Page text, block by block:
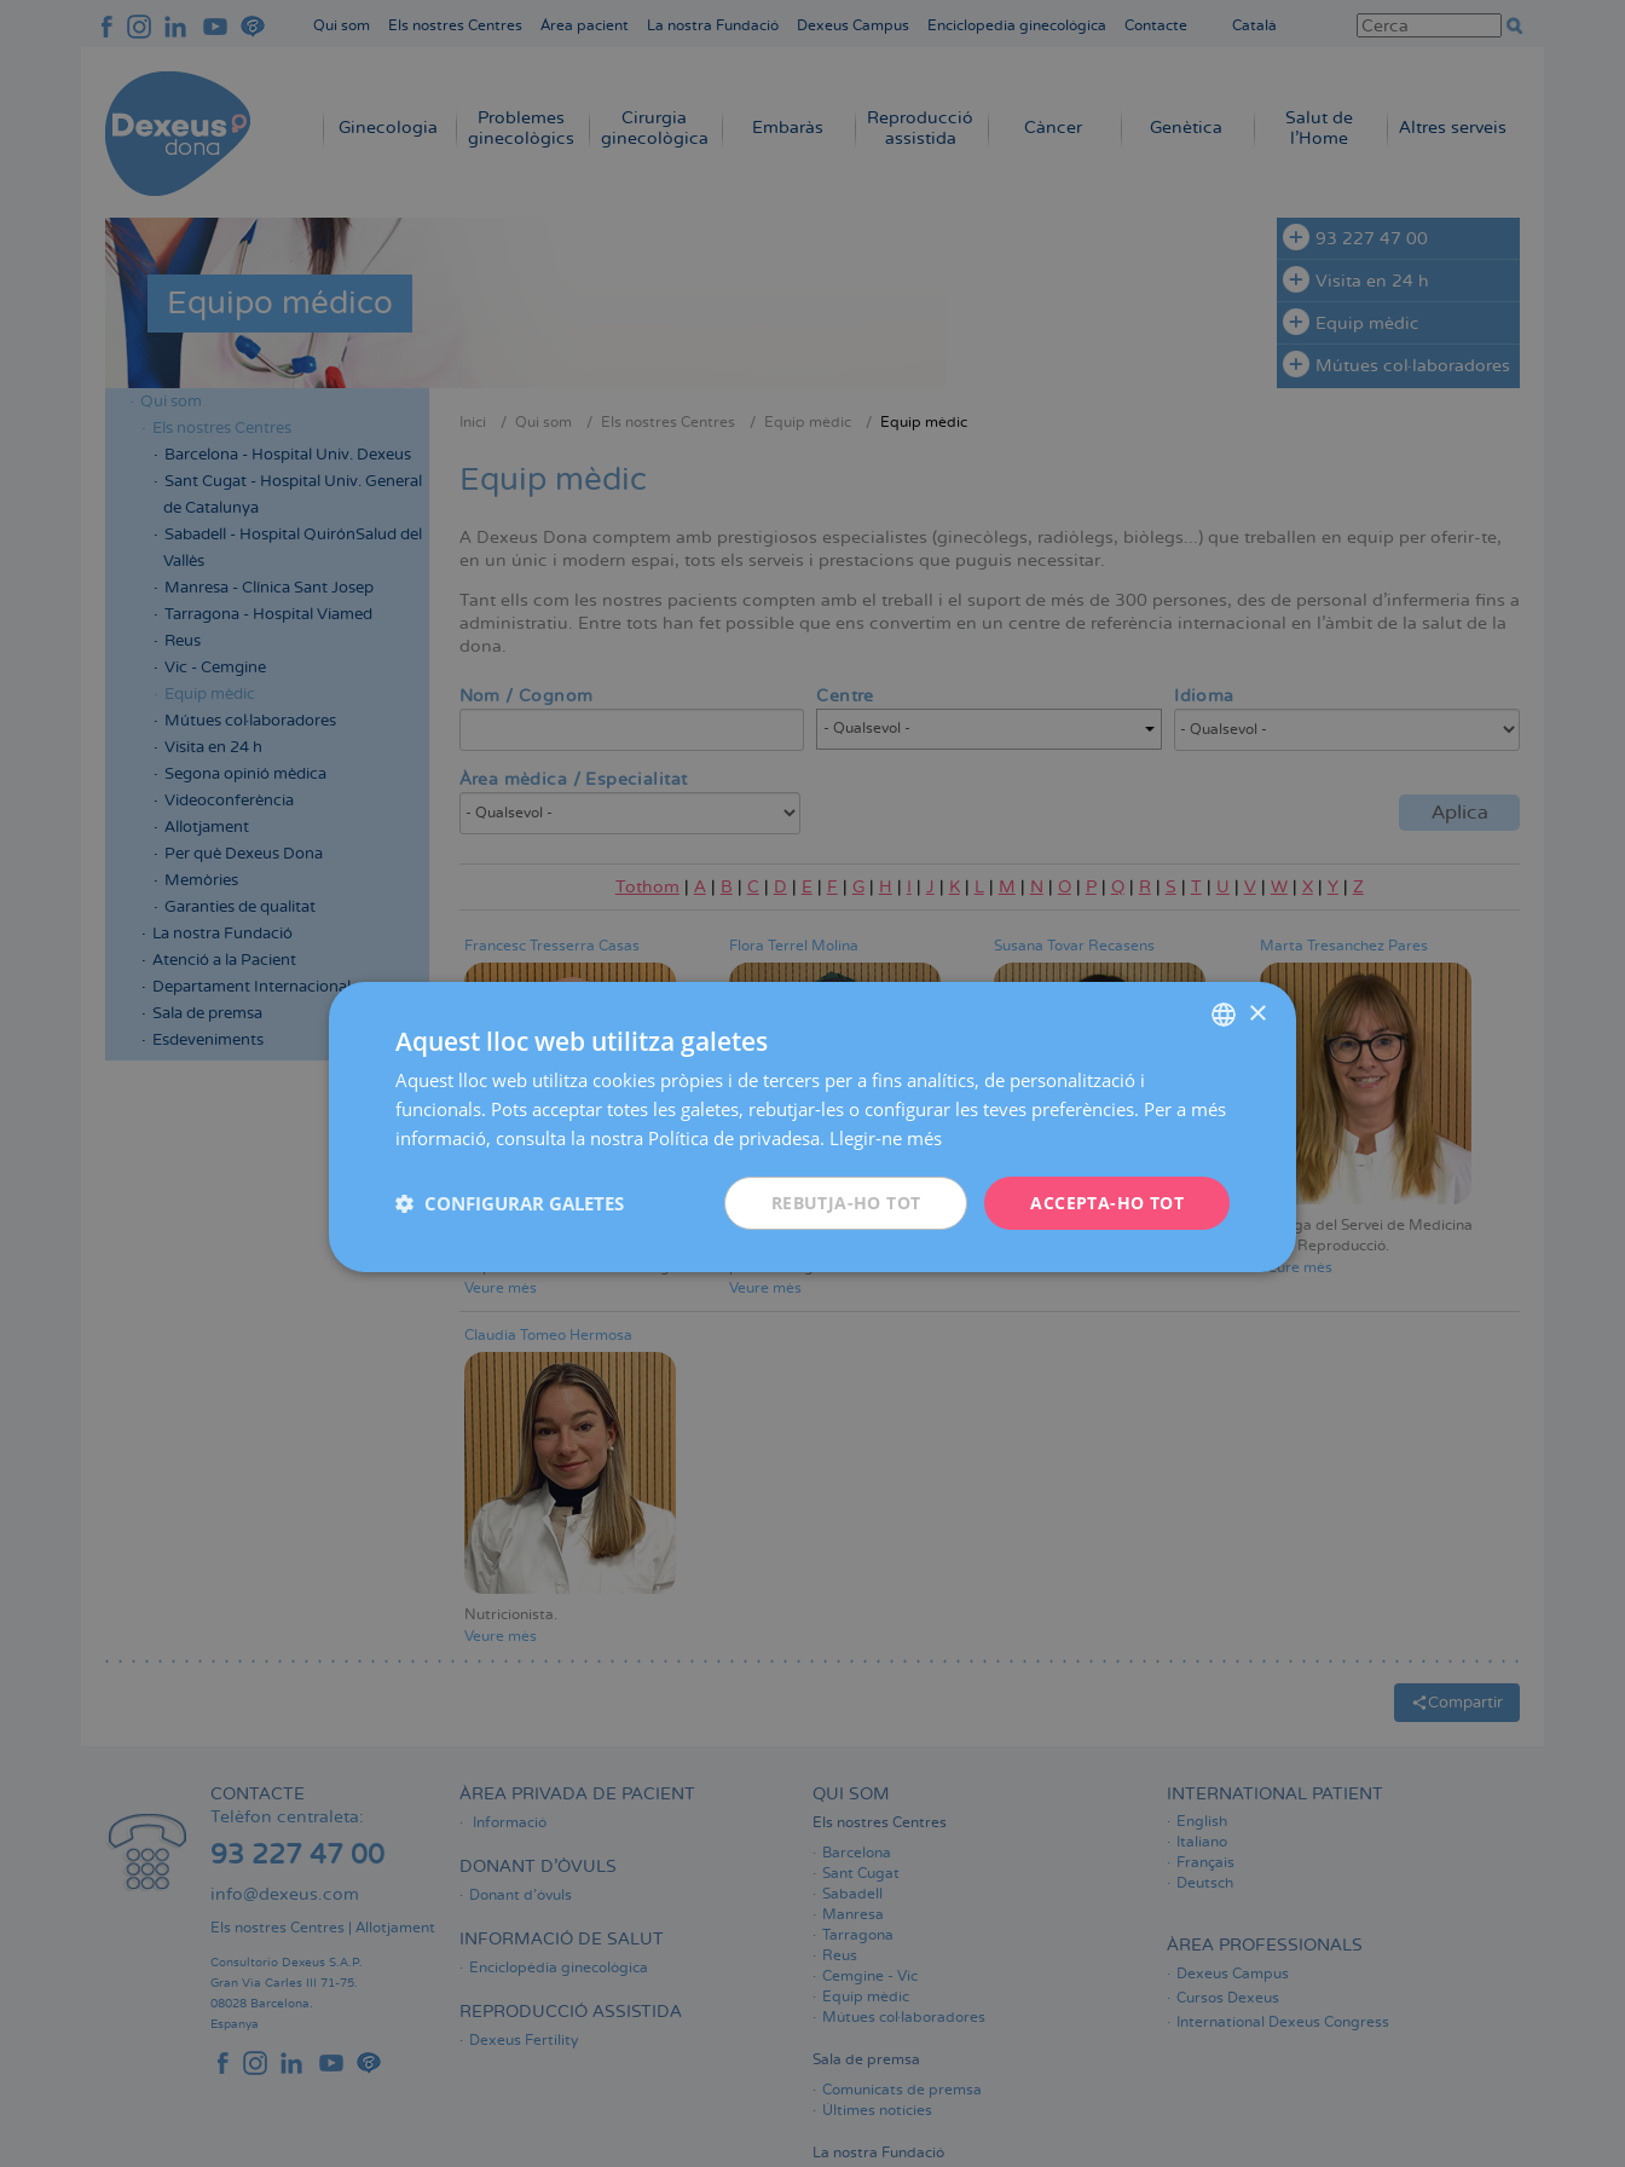
Qui som Els nostres Centres Área pacient La nostra Fundació Dexeus Campus Enciclopedia ginecológica Contacte Català
Navegación
Ginecologia
Problemes
ginecològics
Cirurgia
ginecològica
Embaràs
Reproducció
assistida
Càncer Genètica
Salut de
l'Home
Altres serveis
Equipo médico
93 227 47 00
Visita en 24 h
Equip mèdic
Mútues col·laboradores
Menú
lateral
cabecera
Qui som
Els nostres Centres
Barcelona - Hospital Univ. Dexeus
Sant Cugat - Hospital Univ. General
de Catalunya
Sabadell - Hospital QuirónSalud del
Vallès
Manresa - Clínica Sant Josep
Tarragona - Hospital Viamed
Reus
Vic - Cemgine
Equip mèdic
Mútues col·laboradores
Visita en 24 h
Segona opinió mèdica
Videoconferència
Allotjament
Per què Dexeus Dona
Memòries
Garanties de qualitat
La nostra Fundació
Atenció a la Pacient
Departament Internacional
Sala de premsa
Esdeveniments
d'Ariadna
Inici Qui som Els nostres Centres Equip mèdic Equip mèdic
Equip mèdic
A Dexeus Dona comptem amb prestigiosos especialistes (ginecòlegs, radiòlegs, biòlegs...) que treballen en equip per oferir-te,
en un únic i modern espai, tots els serveis i prestacions que puguis necessitar.
Tant ells com les nostres pacients compten amb el treball i el suport de més de 300 persones, des de personal d'infermeria fins a
administratiu. Entre tots han fet possible que ens convertim en un centre de referència internacional en l'àmbit de la salut de la
dona.
Nom / Cognom Centre Idioma
Àrea mèdica / Especialitat
Tothom | A| B | C | D | E | F | G| H | I | J | K| L| M | N | O| P| Q| R | S | T | U | V | W| X| Y| Z
Francesc Tresserra Casas
Veure mès
Flora Terrel Molina
Metge adjunt
Veure mès
Susana Tovar Recasens
Metge adjunt
Marta Tresanchez Pares
Biòloga del Servei de Medicina
de la Reproducció
Veure mès
Claudia Tomeo Hermosa
Nutricionista
Veure mès
Compartir
CONTACTE
Telèfon centraleta:
93 227 47 00
info@dexeus.com
Els nostres Centres Allotjament
Consultorio Dexeus S.A.P.
Gran Via Carles III 71-75.
08028 Barcelona.
Espanya
ÀREA PRIVADA DE PACIENT
Informació
DONANT D'ÒVULS
Donant d'òvuls
INFORMACIÓ DE SALUT
Enciclopèdia ginecològica
REPRODUCCIÓ ASSISTIDA
Dexeus Fertility
QUI SOM
Els nostres Centres
Barcelona
Sant Cugat
Sabadell
Manresa
Tarragona
Reus
Cemgine - Vic
Equip mèdic
Mútues col·laboradores
Sala de premsa
Comunicats de premsa
Últimes notícies
La nostra Fundació
INTERNATIONAL PATIENT
English
Italiano
Français
Deutsch
ÀREA PROFESSIONALS
Dexeus Campus
Cursos Dexeus
International Dexeus Congress
CATALÀ
FRENCH
×
Aquest lloc web utilitza galetes
Aquest lloc web utilitza cookies pròpies i de tercers per a fins analítics, de personalització i
funcionals. Pots acceptar totes les galetes, rebutjar-les o configurar les teves preferències. Per a més
informació, consulta la nostra Política de privadesa. Llegir-ne més
ACCEPTA-HO TOT
REBUTJA-HO TOT
CONFIGURAR GALETES